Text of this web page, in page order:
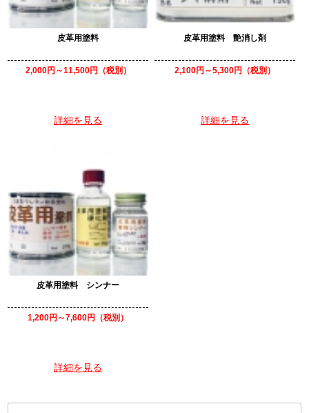
皮革用塗料
2,000円～11,500円（税別）
詳細を見る
皮革用塗料 艶消し剤
2,100円～5,300円（税別）
詳細を見る
皮革用塗料 シンナー
1,200円～7,600円（税別）
詳細を見る